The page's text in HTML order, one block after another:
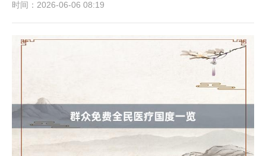
时间：2026-06-06 08:19